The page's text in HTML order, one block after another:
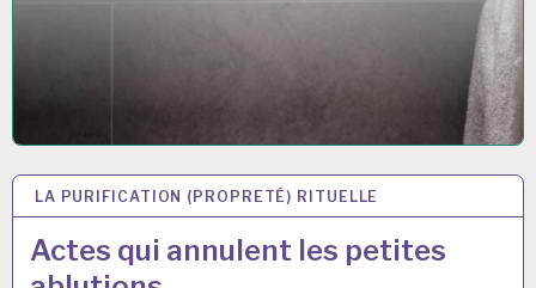
LA PURIFICATION (PROPRETÉ) RITUELLE
Actes qui annulent les petites
16 MAR 2017